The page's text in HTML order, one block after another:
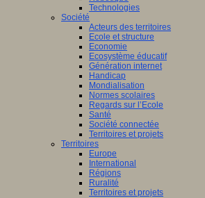
Technologies
Société
Acteurs des territoires
Ecole et structure
Economie
Ecosystème éducatif
Génération internet
Handicap
Mondialisation
Normes scolaires
Regards sur l’Ecole
Santé
Société connectée
Territoires et projets
Territoires
Europe
International
Régions
Ruralité
Territoires et projets